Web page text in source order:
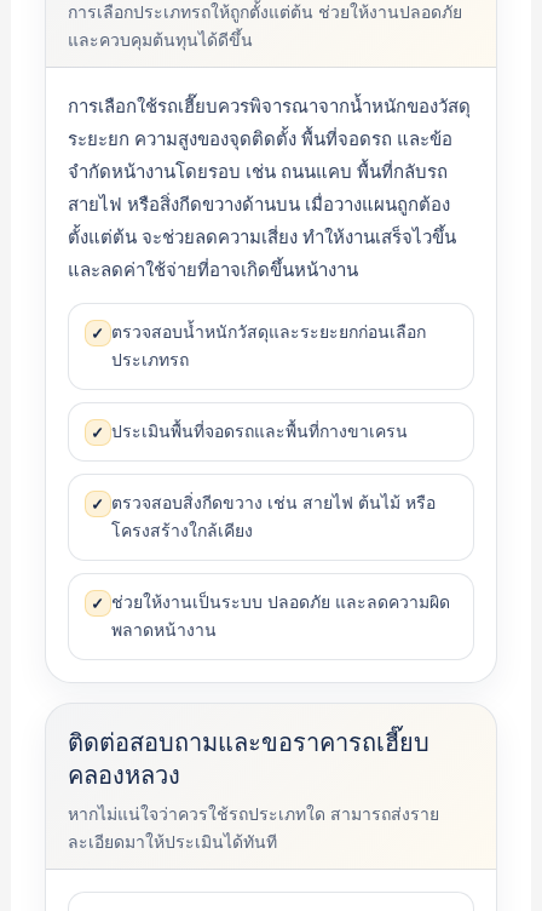
การเลือกประเภทรถให้ถูกตั้งแต่ต้น ช่วยให้งานปลอดภัย
และควบคุมต้นทุนได้ดีขึ้น
การเลือกใช้รถเฮี๊ยบควรพิจารณาจากน้ำหนักของวัสดุ
ระยะยก ความสูงของจุดติดตั้ง พื้นที่จอดรถ และข้อ
จำกัดหน้างานโดยรอบ เช่น ถนนแคบ พื้นที่กลับรถ
สายไฟ หรือสิ่งกีดขวางด้านบน เมื่อวางแผนถูกต้อง
ตั้งแต่ต้น จะช่วยลดความเสี่ยง ทำให้งานเสร็จไวขึ้น
และลดค่าใช้จ่ายที่อาจเกิดขึ้นหน้างาน
✓ ตรวจสอบน้ำหนักวัสดุและระยะยกก่อนเลือก
ประเภทรถ
✓ ประเมินพื้นที่จอดรถและพื้นที่กางขาเครน
✓ ตรวจสอบสิ่งกีดขวาง เช่น สายไฟ ต้นไม้ หรือ
โครงสร้างใกล้เคียง
✓ ช่วยให้งานเป็นระบบ ปลอดภัย และลดความผิด
พลาดหน้างาน
ติดต่อสอบถามและขอราคารถเฮี๊ยบ
คลองหลวง
หากไม่แน่ใจว่าควรใช้รถประเภทใด สามารถส่งราย
ละเอียดมาให้ประเมินได้ทันที